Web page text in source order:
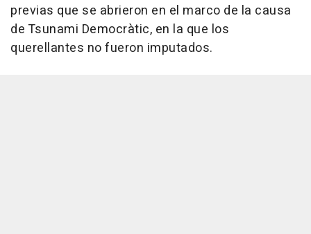
previas que se abrieron en el marco de la causa
de Tsunami Democràtic, en la que los
querellantes no fueron imputados.